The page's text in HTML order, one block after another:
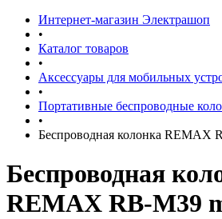
Интернет-магазин Электрашоп
•
Каталог товаров
•
Аксессуары для мобильных
•
Портативные беспроводные
•
Беспроводная колонка REMAX
Беспроводная
REMAX RB-M39